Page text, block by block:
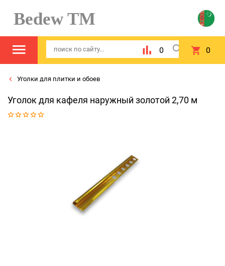
Bedew TM
0 0
Уголки для плитки и обоев
Уголок для кафеля наружный золотой 2,70 м